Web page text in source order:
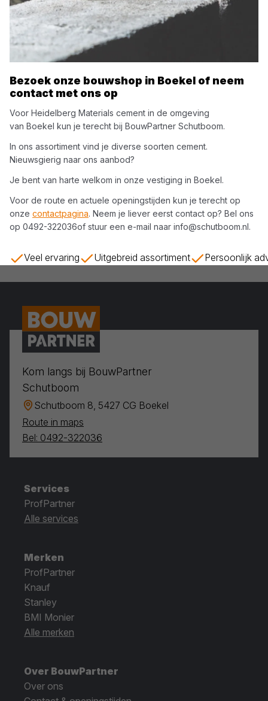
Bezoek onze bouwshop in Boekel of neem
contact met ons op
Voor Heidelberg Materials cement in de omgeving
van Boekel kun je terecht bij BouwPartner Schutboom.
In ons assortiment vind je diverse soorten cement.
Nieuwsgierig naar ons aanbod?
Je bent van harte welkom in onze vestiging in Boekel.
Voor de route en actuele openingstijden kun je terecht op
onze contactpagina. Neem je liever eerst contact op? Bel ons
op 0492-322036of stuur een e-mail naar info@schutboom.nl.
Veel ervaring Uitgebreid assortiment Persoonlijk
Kom langs bij BouwPartner
Schutboom
Schutboom 8, 5427 CG Boekel
Route in maps
Bel: 0492-322036
Services
ProfPartner
Alle services
Merken
ProfPartner
Knauf
Stanley
BMI Monier
Alle merken
Over BouwPartner
Over ons